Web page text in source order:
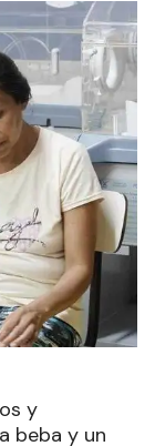
y
beba y un